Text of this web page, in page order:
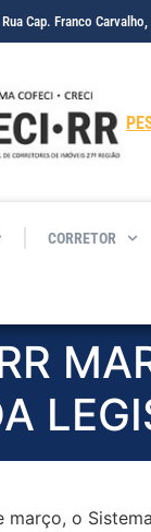
Rua Cap. Franco
CORRETOR
o